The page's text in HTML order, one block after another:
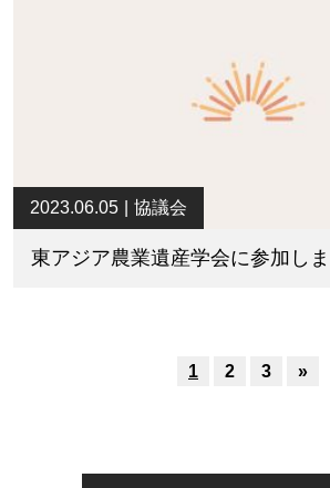
2023.06.05 協議会
東アジア農業遺産学会に参加し
1 2 3 »